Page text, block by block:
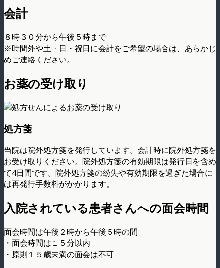
会計
８時３０分から午後５時まで
※時間外や土・日・祝日に会計をご希望の場合は、あらかじ
めご連絡ください。
お薬の受け取り
処方箋
当院は院外処方箋を発行しています。会計時に院外処方箋を
お受け取りください。院外処方箋の有効期限は発行日を含め
て4日間です。院外処方箋の紛失や有効期限を過ぎた場合に
は再発行手数料がかかります。
入院されている患者さんへの面会時間
面会時間は午後２時から午後５時の間
・面会時間は１５分以内
・原則１５歳未満の面会は不可